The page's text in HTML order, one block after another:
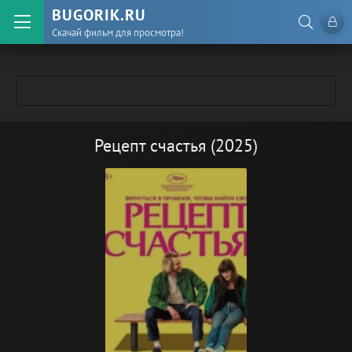
BUGORIK.RU
Скачай фильм для просмотра!
Рецепт счастья (2025)